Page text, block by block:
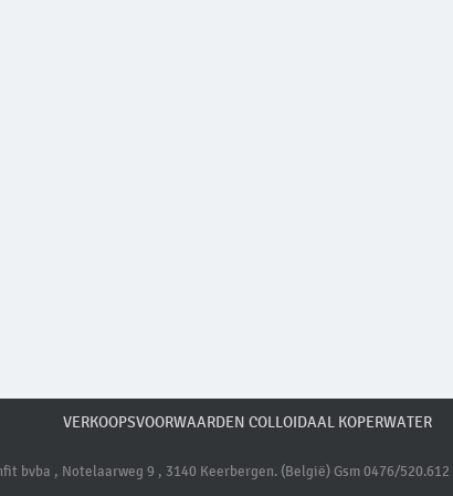
VERKOOPSVOORWAARDEN COLLOIDAAL KOPERWATER
bvba , Notelaarweg 9 , 3140 Keerbergen. (België) Gsm 0476/